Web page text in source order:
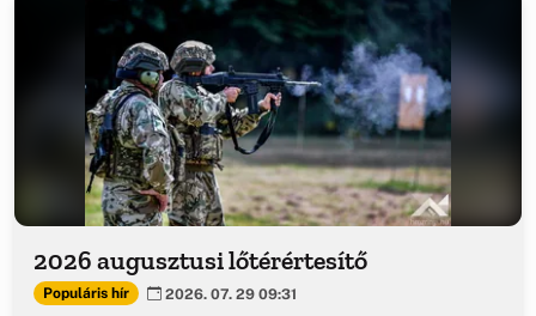
2026 augusztusi lőtérértesítő
Populáris hír 2026. 07. 29 09:31